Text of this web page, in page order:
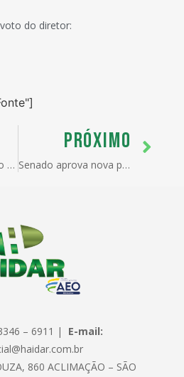
do diretor:
Governo reduz a zero as tarifas de importação de alimentos da cesta básica
PRÓXIMO
Senado aprova nova prorrogação excepcional do regime de drawback até 2023, desoneração vale para exportadoras
– 6911 | E-mail:
860 ACLIMAÇÃO – SÃO